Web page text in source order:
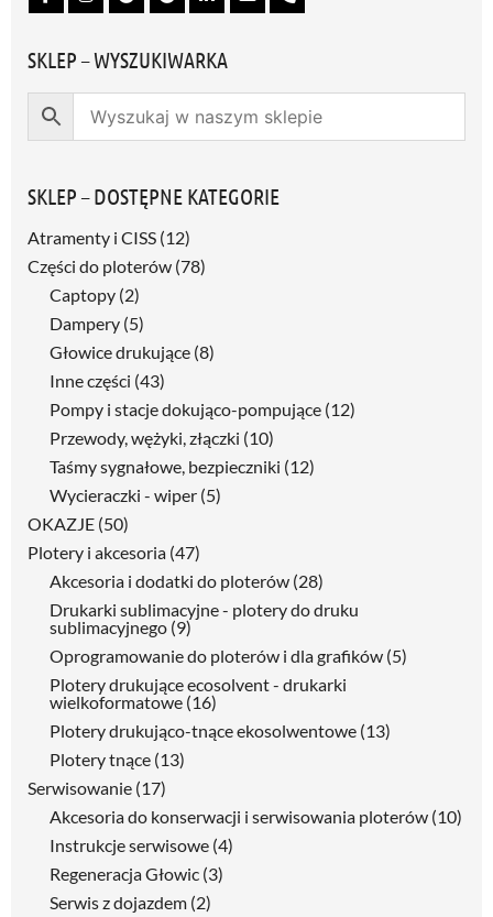
SKLEP – WYSZUKIWARKA
SKLEP – DOSTĘPNE KATEGORIE
Atramenty i CISS (12)
Części do ploterów (78)
Captopy (2)
Dampery (5)
Głowice drukujące (8)
Inne części (43)
Pompy i stacje dokująco-pompujące (12)
Przewody, wężyki, złączki (10)
Taśmy sygnałowe, bezpieczniki (12)
Wycieraczki - wiper (5)
OKAZJE (50)
Plotery i akcesoria (47)
Akcesoria i dodatki do ploterów (28)
Drukarki sublimacyjne - plotery do druku
sublimacyjnego (9)
Oprogramowanie do ploterów i dla grafików (5)
Plotery drukujące ecosolvent - drukarki
wielkoformatowe (16)
Plotery drukująco-tnące ekosolwentowe (13)
Plotery tnące (13)
Serwisowanie (17)
Akcesoria do konserwacji i serwisowania ploterów (10)
Instrukcje serwisowe (4)
Regeneracja Głowic (3)
Serwis z dojazdem (2)